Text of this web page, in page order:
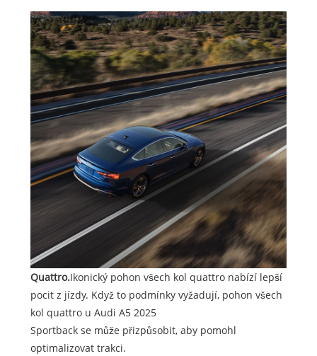
Quattro.Ikonický pohon všech kol quattro nabízí lepší
pocit z jízdy. Když to podmínky vyžadují, pohon všech
kol quattro u Audi A5 2025
Sportback se může přizpůsobit, aby pomohl
optimalizovat trakci.